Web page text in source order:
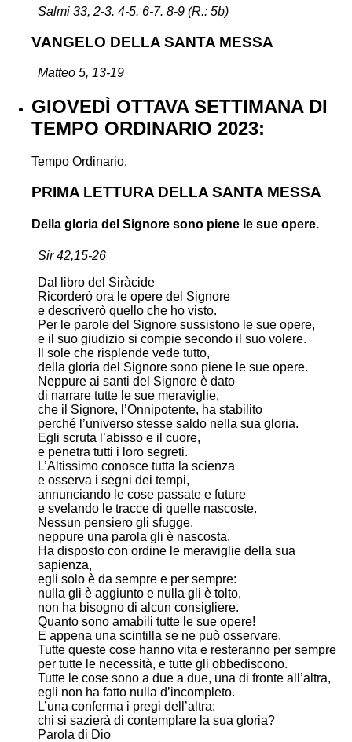
Salmi 33, 2-3. 4-5. 6-7. 8-9 (R.: 5b)
VANGELO DELLA SANTA MESSA
Matteo 5, 13-19
GIOVEDÌ OTTAVA SETTIMANA DI
TEMPO ORDINARIO 2023:
Tempo Ordinario.
PRIMA LETTURA DELLA SANTA MESSA
Della gloria del Signore sono piene le sue opere.
Sir 42,15-26
Dal libro del Siràcide
Ricorderò ora le opere del Signore
e descriverò quello che ho visto.
Per le parole del Signore sussistono le sue opere,
e il suo giudizio si compie secondo il suo volere.
Il sole che risplende vede tutto,
della gloria del Signore sono piene le sue opere.
Neppure ai santi del Signore è dato
di narrare tutte le sue meraviglie,
che il Signore, l’Onnipotente, ha stabilito
perché l’universo stesse saldo nella sua gloria.
Egli scruta l’abisso e il cuore,
e penetra tutti i loro segreti.
L’Altissimo conosce tutta la scienza
e osserva i segni dei tempi,
annunciando le cose passate e future
e svelando le tracce di quelle nascoste.
Nessun pensiero gli sfugge,
neppure una parola gli è nascosta.
Ha disposto con ordine le meraviglie della sua
sapienza,
egli solo è da sempre e per sempre:
nulla gli è aggiunto e nulla gli è tolto,
non ha bisogno di alcun consigliere.
Quanto sono amabili tutte le sue opere!
E appena una scintilla se ne può osservare.
Tutte queste cose hanno vita e resteranno per sempre
per tutte le necessità, e tutte gli obbediscono.
Tutte le cose sono a due a due, una di fronte all’altra,
egli non ha fatto nulla d’incompleto.
L’una conferma i pregi dell’altra:
chi si sazierà di contemplare la sua gloria?
Parola di Dio